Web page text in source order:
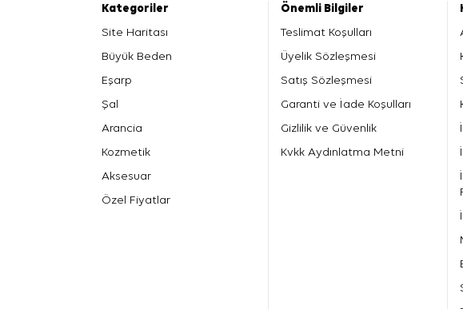
Kategoriler
Site Haritası
Büyük Beden
Eşarp
Şal
Arancia
Kozmetik
Aksesuar
Özel Fiyatlar
Önemli Bilgiler
Teslimat Koşulları
Üyelik Sözleşmesi
Satış Sözleşmesi
Garanti ve İade Koşulları
Gizlilik ve Güvenlik
Kvkk Aydınlatma Metni